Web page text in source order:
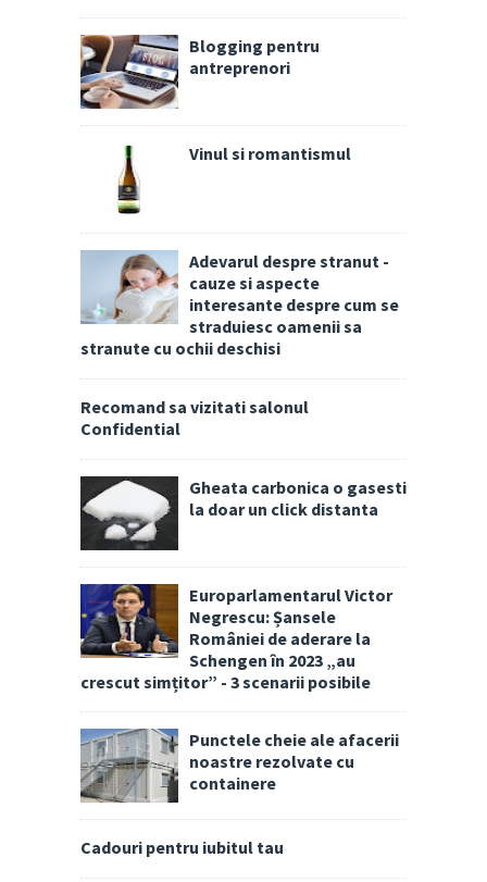
Blogging pentru
antreprenori
Vinul si romantismul
Adevarul despre stranut -
cauze si aspecte
interesante despre cum se
straduiesc oamenii sa
stranute cu ochii deschisi
Recomand sa vizitati salonul
Confidential
Gheata carbonica o gasesti
la doar un click distanta
Europarlamentarul Victor
Negrescu: Șansele
României de aderare la
Schengen în 2023 „au
crescut simțitor” - 3 scenarii posibile
Punctele cheie ale afacerii
noastre rezolvate cu
containere
Cadouri pentru iubitul tau